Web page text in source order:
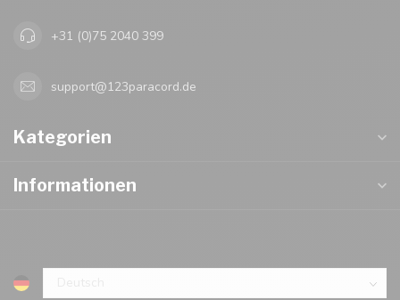
+31 (0)75 2040 399
support@123paracord.de
Kategorien
Informationen